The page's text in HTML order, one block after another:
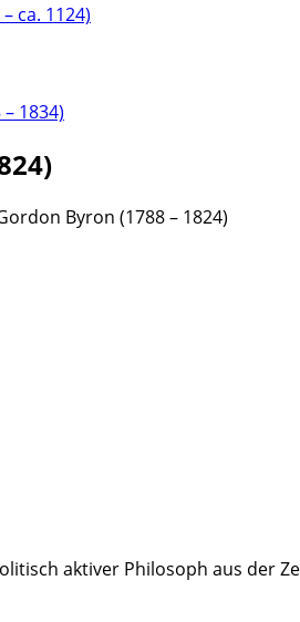
ca. 1124)
1834)
Byron (1788 – 1824)
aktiver Philosoph aus der